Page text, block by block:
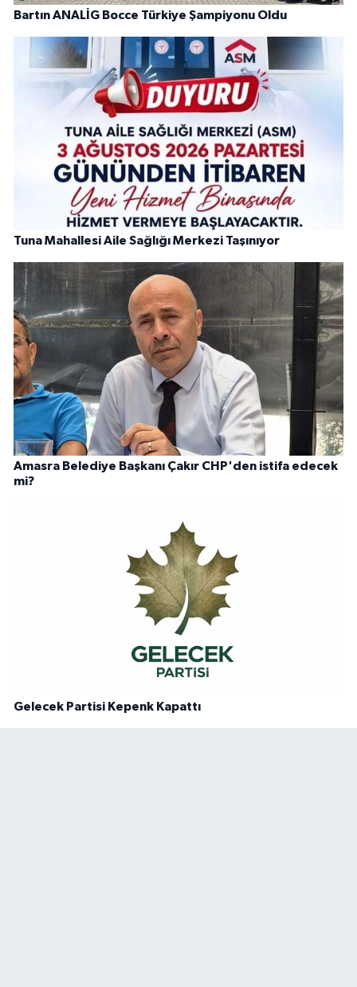
Bartın ANALİG Bocce Türkiye Şampiyonu Oldu
Tuna Mahallesi Aile Sağlığı Merkezi Taşınıyor
Amasra Belediye Başkanı Çakır CHP'den istifa edecek
mi?
Gelecek Partisi Kepenk Kapattı